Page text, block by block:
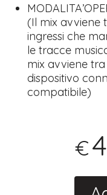
(Il mix avviene
ingressi che
le tracce
mix avviene
dispositivo
compatibile)
€